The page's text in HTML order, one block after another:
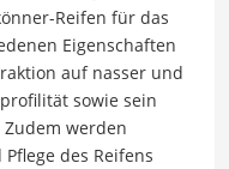
Reifen für das
Eigenschaften
auf nasser und
sowie sein
werden
des Reifens